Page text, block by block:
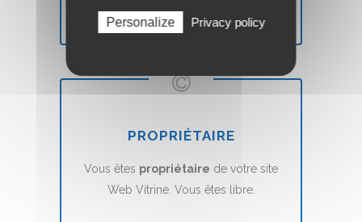
PROPRIÉTAIRE
Vous êtes propriétaire de votre site
Web Vitrine. Vous êtes libre.
Personalize Privacy policy